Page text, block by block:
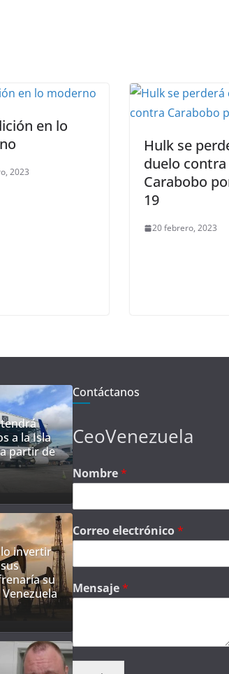
en lo
2023
Hulk se
duelo contra
Carabobo
19
20 febrero, 2023
a la Isla
partir de
invertir
su
Contáctanos
CeoVenezuela
Nombre*
Correo electrónico*
Mensaje*